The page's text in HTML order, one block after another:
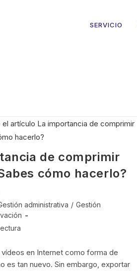
SERVICIO
de comprimir
cómo hacerlo?
administrativa / Gestión
vídeos en Internet como forma de
es tan nuevo. Sin embargo, exportar